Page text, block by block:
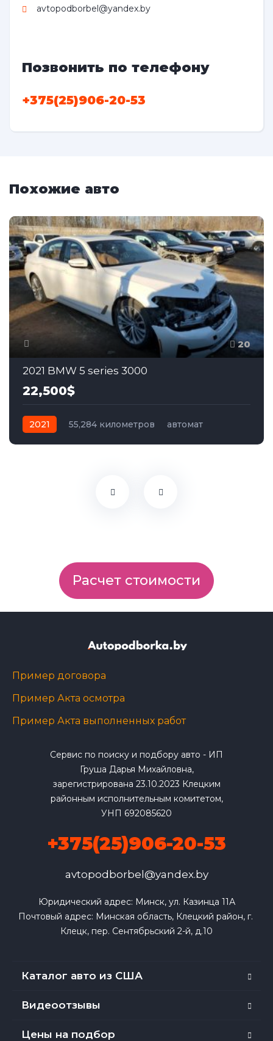
avtopodborbel@yandex.by
Позвонить по телефону
+375(25)906-20-53
Похожие авто
20
2021 BMW 5 series 3000
22,500$
2021 55,284 километров
автомат
Расчет стоимости
Пример договора
Пример Акта осмотра
Пример Акта выполненных работ
Сервис по поиску и подбору авто - ИП
Груша Дарья Михайловна,
зарегистрирована 23.10.2023 Клецким
районным исполнительным комитетом,
УНП 692085620
+375(25)906-20-53
avtopodborbel@yandex.by
Юридический адрес: Минск, ул. Казинца 11А
Почтовый адрес: Минская область, Клецкий район, г.
Клецк, пер. Сентябрьский 2-й, д.10
Каталог авто из США
Видеоотзывы
Цены на подбор